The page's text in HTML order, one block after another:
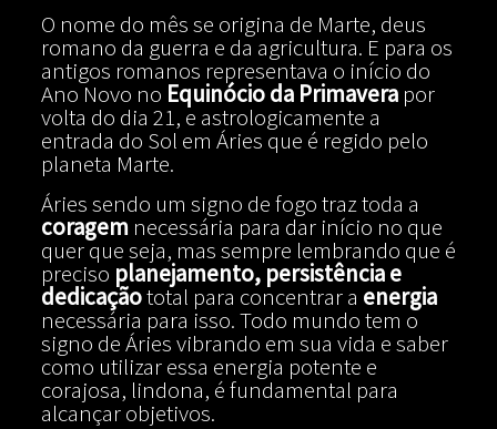
O nome do mês se origina de Marte, deus
romano da guerra e da agricultura. E para os
antigos romanos representava o início do
Ano Novo no Equinócio da Primaverapor
volta do dia 21, e astrologicamente a
entrada do Sol em Áries que é regido pelo
planeta Marte.
Áries sendo um signo de fogo traz toda a
coragemnecessária para dar início no que
quer que seja, mas sempre lembrando que é
preciso planejamento, persistência e
dedicaçãototal para concentrar a energia
necessária para isso. Todo mundo tem o
signo de Áries vibrando em sua vida e saber
como utilizar essa energia potente e
corajosa, lindona, é fundamental para
alcançar objetivos.